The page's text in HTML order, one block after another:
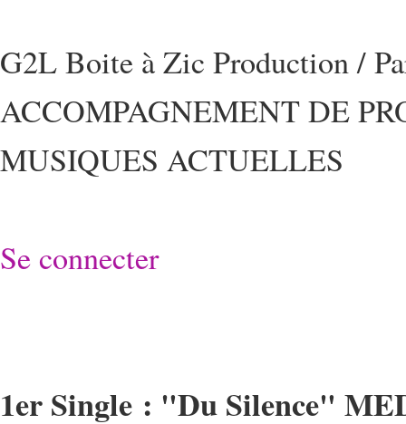
G2L Boite à Zic Production /
ACCOMPAGNEMENT DE
MUSIQUES ACTUELLES
Se connecter
1er Single : "Du Silence"